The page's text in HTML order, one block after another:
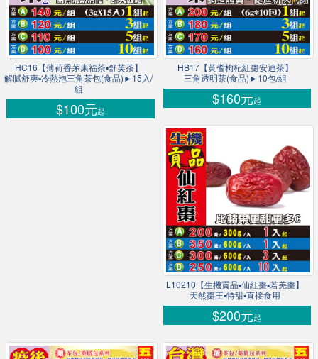
HC16【薄荷香茅康福茶▪舒芙茶】
解膩舒爽▪冷熱泡三角茶包(食品)►15入/
組
$100元起
HB17【黃耆枸杞紅棗安迪茶】
三角透明茶(食品)►10包/組
$160元起
L10210【生機貢品▪仙紅棗▪若羌棗】
天然棗王▪特甜▪直接食用
$200元起